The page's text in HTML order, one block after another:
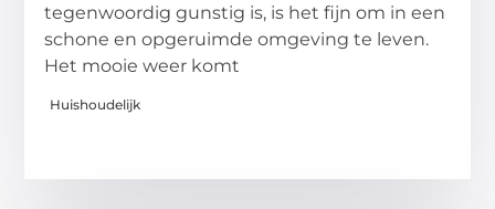
tegenwoordig gunstig is, is het fijn om in een
schone en opgeruimde omgeving te leven.
Het mooie weer komt
Huishoudelijk